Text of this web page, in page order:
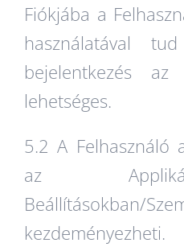
Fiókjába a
használatával
bejelentkezés az
lehetséges.
5.2 A Felhasználó
az
Beállításokban/